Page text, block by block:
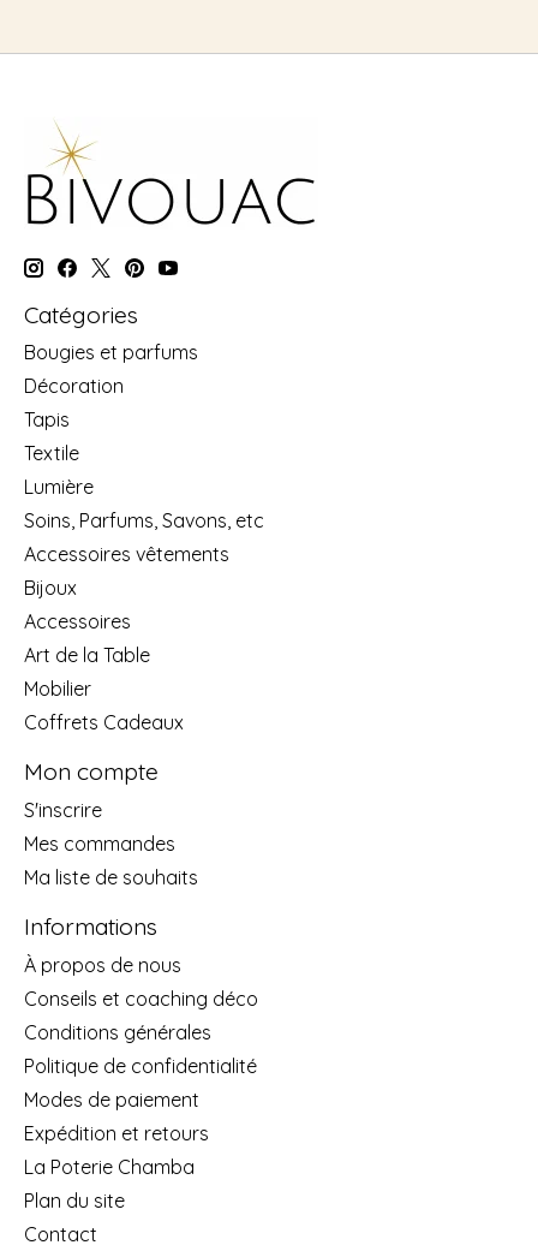
Catégories
Bougies et parfums
Décoration
Tapis
Textile
Lumière
Soins, Parfums, Savons, etc
Accessoires vêtements
Bijoux
Accessoires
Art de la Table
Mobilier
Coffrets Cadeaux
Mon compte
S'inscrire
Mes commandes
Ma liste de souhaits
Informations
À propos de nous
Conseils et coaching déco
Conditions générales
Politique de confidentialité
Modes de paiement
Expédition et retours
La Poterie Chamba
Plan du site
Contact